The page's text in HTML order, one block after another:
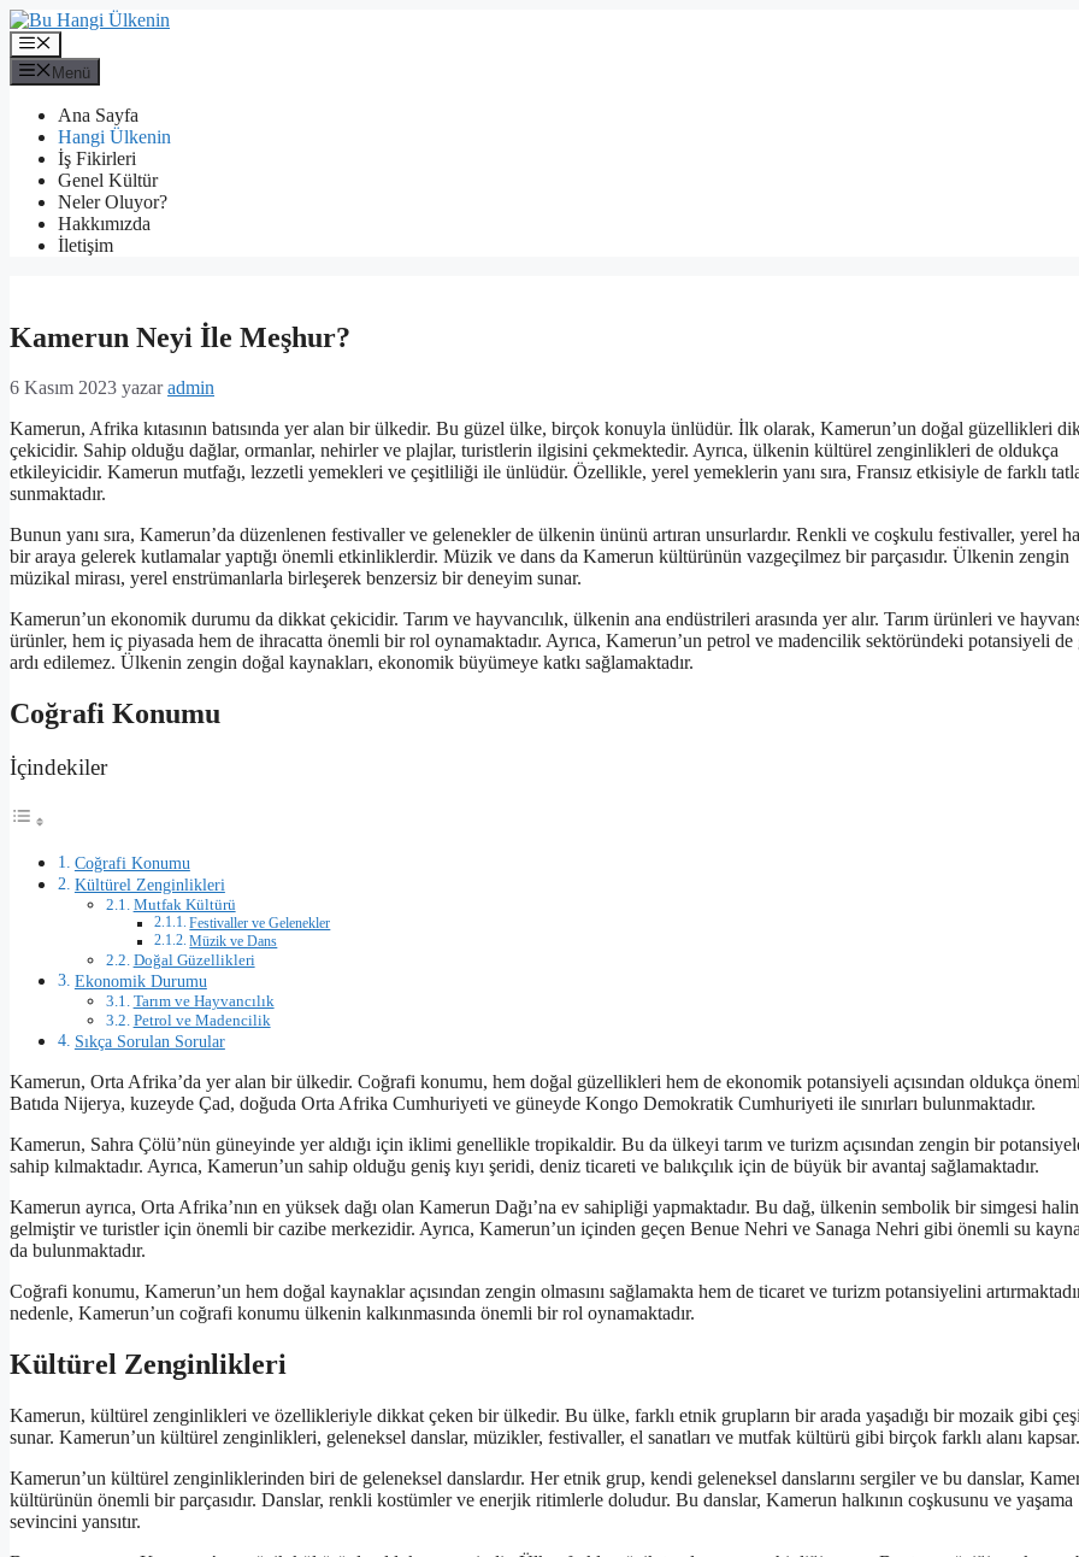
İçeriğe
atla
Menü
Menü
Ana Sayfa
Hangi Ülkenin
İş Fikirleri
Genel Kültür
Neler Oluyor?
Hakkımızda
İletişim
Kamerun Neyi İle Meşhur?
6 Kasım 2023 yazaradmin
Kamerun, Afrika kıtasının batısında yer alan bir ülkedir. Bu güzel ülke, birçok konuyla ünlüdür. İlk olarak, Kamerun’un doğal güzellikleri
çekicidir. Sahip olduğu dağlar, ormanlar, nehirler ve plajlar, turistlerin ilgisini çekmektedir. Ayrıca, ülkenin kültürel zenginlikleri de oldukça
etkileyicidir. Kamerun mutfağı, lezzetli yemekleri ve çeşitliliği ile ünlüdür. Özellikle, yerel yemeklerin yanı sıra, Fransız etkisiyle de farklı
sunmaktadır.
Bunun yanı sıra, Kamerun’da düzenlenen festivaller ve gelenekler de ülkenin ününü artıran unsurlardır. Renkli ve coşkulu festivaller, yerel
bir araya gelerek kutlamalar yaptığı önemli etkinliklerdir. Müzik ve dans da Kamerun kültürünün vazgeçilmez bir parçasıdır. Ülkenin zengin
müzikal mirası, yerel enstrümanlarla birleşerek benzersiz bir deneyim sunar.
Kamerun’un ekonomik durumu da dikkat çekicidir. Tarım ve hayvancılık, ülkenin ana endüstrileri arasında yer alır. Tarım ürünleri ve
ürünler, hem iç piyasada hem de ihracatta önemli bir rol oynamaktadır. Ayrıca, Kamerun’un petrol ve madencilik sektöründeki potansiyeli de
ardı edilemez. Ülkenin zengin doğal kaynakları, ekonomik büyümeye katkı sağlamaktadır.
Coğrafi Konumu
İçindekiler
Coğrafi Konumu
Kültürel Zenginlikleri
Mutfak Kültürü
Festivaller ve Gelenekler
Müzik ve Dans
Doğal Güzellikleri
Ekonomik Durumu
Tarım ve Hayvancılık
Petrol ve Madencilik
Sıkça Sorulan Sorular
Kamerun, Orta Afrika’da yer alan bir ülkedir. Coğrafi konumu, hem doğal güzellikleri hem de ekonomik potansiyeli açısından oldukça
Batıda Nijerya, kuzeyde Çad, doğuda Orta Afrika Cumhuriyeti ve güneyde Kongo Demokratik Cumhuriyeti ile sınırları bulunmaktadır.
Kamerun, Sahra Çölü’nün güneyinde yer aldığı için iklimi genellikle tropikaldir. Bu da ülkeyi tarım ve turizm açısından zengin bir
sahip kılmaktadır. Ayrıca, Kamerun’un sahip olduğu geniş kıyı şeridi, deniz ticareti ve balıkçılık için de büyük bir avantaj sağlamaktadır.
Kamerun ayrıca, Orta Afrika’nın en yüksek dağı olan Kamerun Dağı’na ev sahipliği yapmaktadır. Bu dağ, ülkenin sembolik bir simgesi
gelmiştir ve turistler için önemli bir cazibe merkezidir. Ayrıca, Kamerun’un içinden geçen Benue Nehri ve Sanaga Nehri gibi önemli su
da bulunmaktadır.
Coğrafi konumu, Kamerun’un hem doğal kaynaklar açısından zengin olmasını sağlamakta hem de ticaret ve turizm potansiyelini
nedenle, Kamerun’un coğrafi konumu ülkenin kalkınmasında önemli bir rol oynamaktadır.
Kültürel Zenginlikleri
Kamerun, kültürel zenginlikleri ve özellikleriyle dikkat çeken bir ülkedir. Bu ülke, farklı etnik grupların bir arada yaşadığı bir mozaik gibi
sunar. Kamerun’un kültürel zenginlikleri, geleneksel danslar, müzikler, festivaller, el sanatları ve mutfak kültürü gibi birçok farklı alanı kapsar.
Kamerun’un kültürel zenginliklerinden biri de geleneksel danslardır. Her etnik grup, kendi geleneksel danslarını sergiler ve bu danslar,
kültürünün önemli bir parçasıdır. Danslar, renkli kostümler ve enerjik ritimlerle doludur. Bu danslar, Kamerun halkının coşkusunu ve yaşama
sevincini yansıtır.